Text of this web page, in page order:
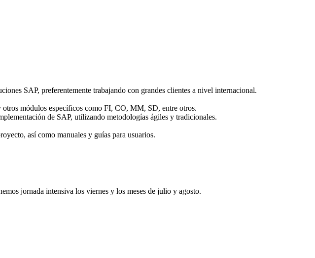
SAP, preferentemente trabajando con grandes clientes a nivel internacional.
módulos específicos como FI, CO, MM, SD, entre otros.
de SAP, utilizando metodologías ágiles y tradicionales.
así como manuales y guías para usuarios.
jornada intensiva los viernes y los meses de julio y agosto.